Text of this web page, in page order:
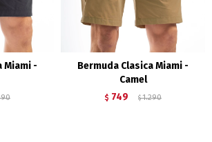
Miami -
Bermuda Clasica Miami -
Camel
$ 749 $ 1.290